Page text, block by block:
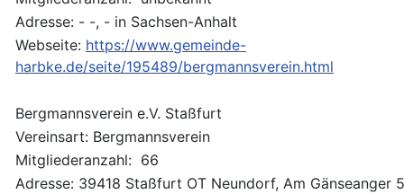
Adresse: - -, - in Sachsen-Anhalt
Webseite: https://www.gemeinde-
harbke.de/seite/195489/bergmannsverein.html
Bergmannsverein e.V. Staßfurt
Vereinsart: Bergmannsverein
Mitgliederanzahl: 66
Adresse: 39418 Staßfurt OT Neundorf, Am Gänseanger